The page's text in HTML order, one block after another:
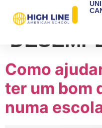
TAG:
Como
ter um bom
numa